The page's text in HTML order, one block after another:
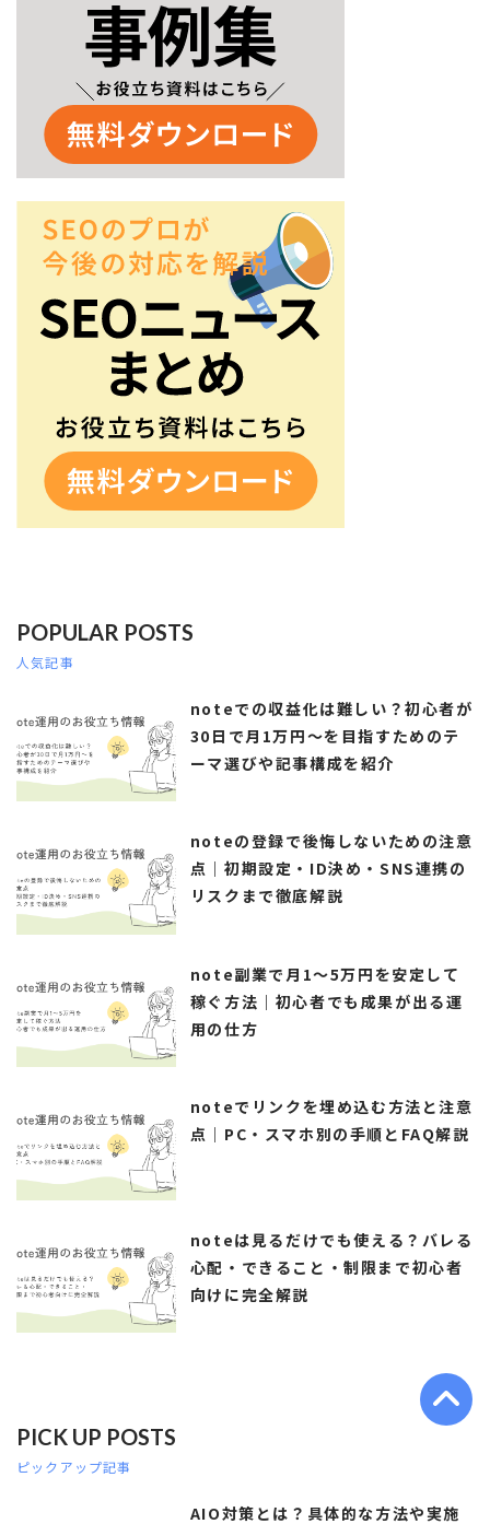
POPULAR POSTS
人気記事
noteでの収益化は難しい？初心者が
30日で月1万円～を目指すためのテ
ーマ選びや記事構成を紹介
noteの登録で後悔しないための注意
点｜初期設定・ID決め・SNS連携の
リスクまで徹底解説
note副業で月1〜5万円を安定して
稼ぐ方法｜初心者でも成果が出る運
用の仕方
noteでリンクを埋め込む方法と注意
点｜PC・スマホ別の手順とFAQ解説
noteは見るだけでも使える？バレる
心配・できること・制限まで初心者
向けに完全解説
PICK UP POSTS
ピックアップ記事
AIO対策とは？具体的な方法や実施